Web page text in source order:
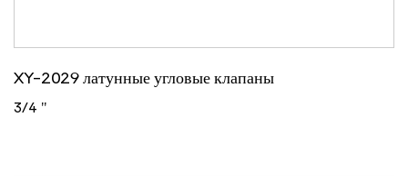
XY-2029 латунные угловые клапаны
3/4 "